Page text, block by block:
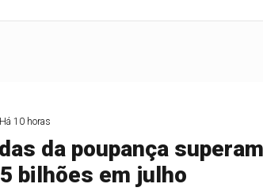
Há 10 horas
da poupança
bilhões em julho